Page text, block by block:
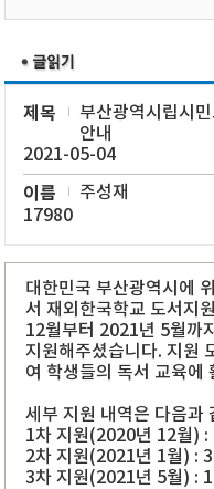
제목
부산광역시립시
안내
2021-05-04
이름 주성재
17980
대한민국 부산광역시에
서 재외한국학교 도서지
12월부터 2021년 5월까
지원해주셨습니다. 지원
여 학생들의 독서 교육에
세부 지원 내역은 다음과
1차 지원(2020년 12월) :
2차 지원(2021년 1월) :
3차 지원(2021년 5월) :